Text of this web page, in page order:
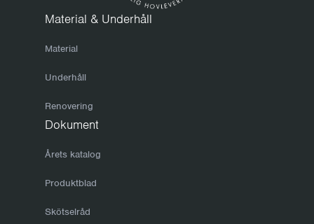
Material & Underhåll
Material
Underhåll
Renovering
Dokument
Årets katalog
Produktblad
Skötselråd